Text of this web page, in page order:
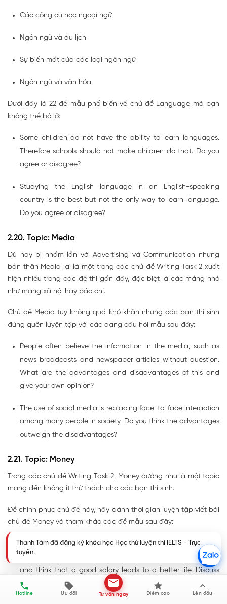
Các công cụ học ngoại ngữ
Ngôn ngữ và du lịch
Sự biến mất của các loại ngôn ngữ
Ngôn ngữ và văn hóa
Dưới đây là 22 đề mẫu phổ biến về chủ đề Language mà bạn
không thể bỏ lỡ:
Some children do not have the ability to learn languages.
Therefore schools should not make children do that. Do you
agree or disagree?
Studying the English language in an English-speaking
country is the best but not the only way to learn language.
Do you agree or disagree?
2.20. Topic: Media
Dù hay bị nhầm lẫn với Advertising và Communication nhưng
bản thân Media lại là một trong các chủ đề Writing Task 2 xuất
hiện nhiều trong các đề thi gần đây, đặc biệt là các mảng nhỏ
như mạng xã hội hay báo chí.
Chủ đề Media tuy không quá khó khăn nhưng các bạn thí sinh
đừng quên luyện tập với các dạng câu hỏi mẫu sau đây:
People often believe the information in the media, such as
news broadcasts and newspaper articles without question.
What are the advantages and disadvantages of this and
give your own opinion?
The use of social media is replacing face-to-face interaction
among many people in society. Do you think the advantages
outweigh the disadvantages?
2.21. Topic: Money
Trong các chủ đề Writing Task 2, Money dường như là một topic
mang đến không ít thử thách cho các bạn thí sinh.
Để chinh phục chủ đề này, hãy dành thời gian luyện tập viết bài
chủ đề Money và tham khảo các đề mẫu sau đây:
Some people argue that it is more important to have an
enjoyable job than to earn a lot of money. Others disagree
and think that a good salary leads to a better life. Discuss
both these views and give your own opinion.
Hotline Ưu đãi Tư vấn ngay Điểm cao Lên đầu
Thanh Tâm đã đăng ký khóa học Học thử luyện thi IELTS - Trực